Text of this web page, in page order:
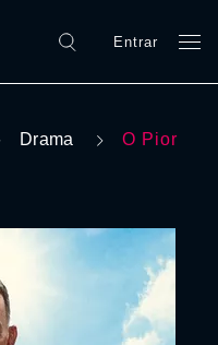
Entrar
Drama
O Pior